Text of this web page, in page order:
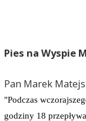
Pies na Wyspie
Pan Marek
"Podczas
godziny 18